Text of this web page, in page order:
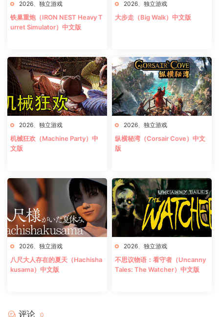
2026 独立游戏
铁巢重炮（IRON NEST Heavy T
urret Simulator）中文版
2026 独立游戏
大步走（Big Walk）中文版
2026 独立游戏
机械狂欢（Machine Party）中
文版
2026 独立游戏
纵横秘湾（Corsair Cove）中文
版
2026 独立游戏
八尺大人存在的夏天（Hachisha
kusama）中文版
2026 独立游戏
不思议物语：看守者（Uncanny
Tales: The Watcher）中文版
评论 0